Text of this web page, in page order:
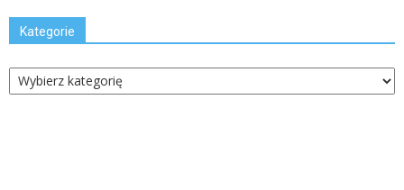
Kategorie
Kategorie